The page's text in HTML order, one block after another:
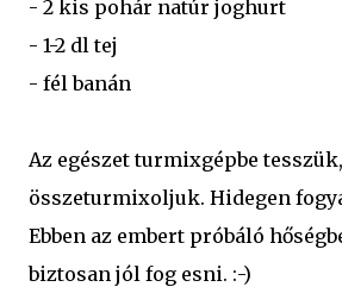
- 2 kis pohár natúr joghurt
- 1-2 dl tej
- fél banán
Az egészet turmixgépbe
összeturmixoljuk. Hidegen
Ebben az embert próbáló
biztosan jól fog esni. :-)